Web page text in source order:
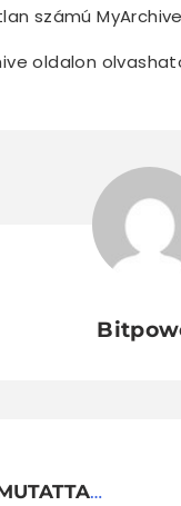
számú
oldalon